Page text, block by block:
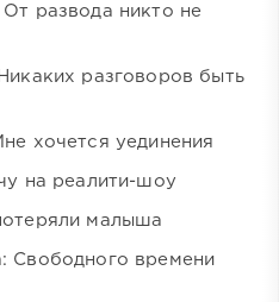
развода никто не
разговоров быть
хочется уединения
на реалити-шоу
малыша
Свободного времени